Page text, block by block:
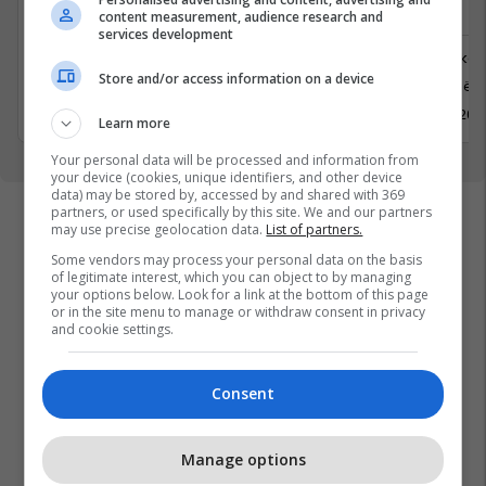
Depo
Logjistikë
Ferizaj
18 Maj 2026
Depo
Logjistikë
Prishtinë
18 Maj
content measurement, audience research and
services development
Store and/or access information on a device
Learn more
Your personal data will be processed and information from
your device (cookies, unique identifiers, and other device
data) may be stored by, accessed by and shared with 369
partners, or used specifically by this site. We and our partners
may use precise geolocation data. List of partners.
Some vendors may process your personal data on the basis
of legitimate interest, which you can object to by managing
your options below. Look for a link at the bottom of this page
or in the site menu to manage or withdraw consent in privacy
and cookie settings.
Consent
Manage options